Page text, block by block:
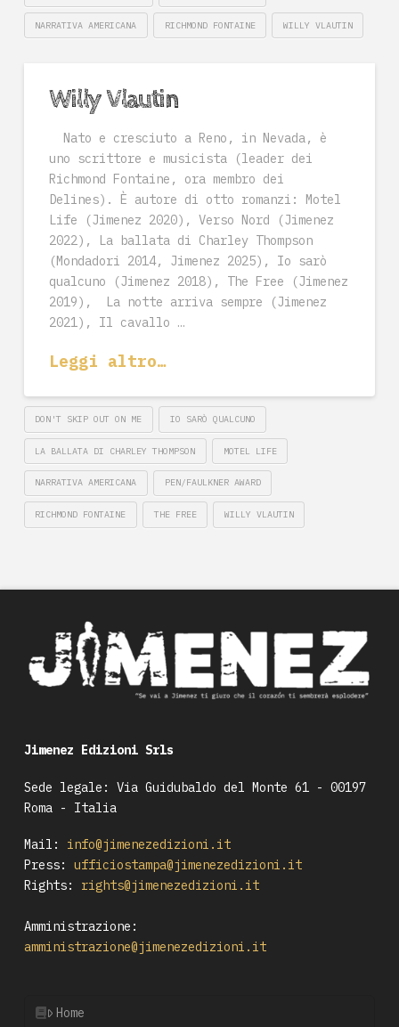
NARRATIVA AMERICANA RICHMOND FONTAINE WILLY VLAUTIN
Willy Vlautin
Nato e cresciuto a Reno, in Nevada, è
uno scrittore e musicista (leader dei
Richmond Fontaine, ora membro dei
Delines). È autore di otto romanzi: Motel
Life (Jimenez 2020), Verso Nord (Jimenez
2022), La ballata di Charley Thompson
(Mondadori 2014, Jimenez 2025), Io sarò
qualcuno (Jimenez 2018), The Free (Jimenez
2019), La notte arriva sempre (Jimenez
2021), Il cavallo …
Leggi altro…
DON'T SKIP OUT ON ME IO SARÒ QUALCUNO
LA BALLATA DI CHARLEY THOMPSON MOTEL LIFE
NARRATIVA AMERICANA PEN/FAULKNER AWARD
RICHMOND FONTAINE THE FREE WILLY VLAUTIN
Jimenez Edizioni Srls
Sede legale: Via Guidubaldo del Monte 61 - 00197
Roma - Italia
Mail:
info@jimenezedizioni.it
Press:
ufficiostampa@jimenezedizioni.it
Rights:
rights@jimenezedizioni.it
Amministrazione:
amministrazione@jimenezedizioni.it
Home